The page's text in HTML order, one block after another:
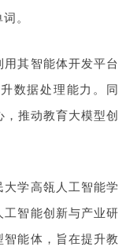
。
其智能体开发平台
数据处理能力。同
推动教育大模型创
学高瓴人工智能学
工智能创新与产业研
能体，旨在提升教